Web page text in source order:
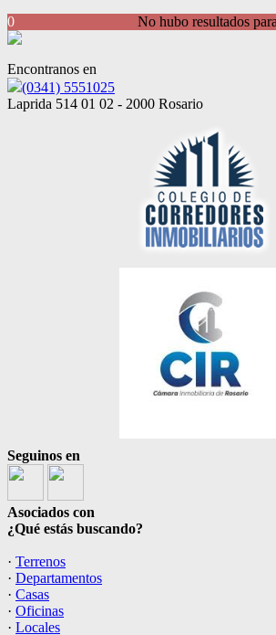
No hubo resultados
0
Encontranos en
(0341) 5551025
Laprida 514 01 02 - 2000 Rosario
Seguinos en
Asociados con
¿Qué estás buscando?
· Terrenos
· Departamentos
· Casas
· Oficinas
· Locales